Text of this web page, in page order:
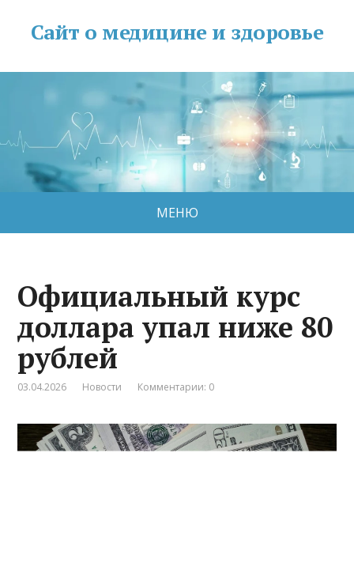
Сайт о медицине и здоровье
МЕНЮ
Официальный курс
доллара упал ниже 80
рублей
03.04.2026 Новости Комментарии: 0